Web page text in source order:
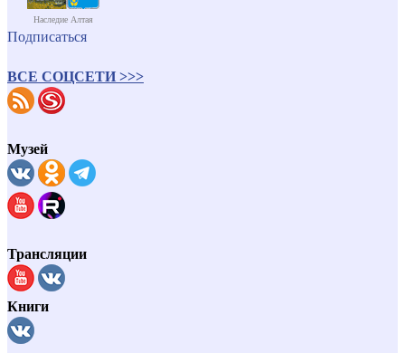
Наследие Алтая
Подписаться
ВСЕ СОЦСЕТИ >>>
Музей
Трансляции
Книги